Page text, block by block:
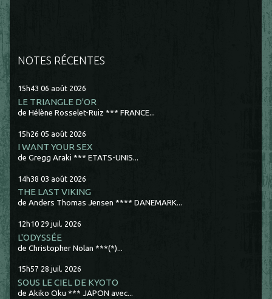
NOTES RÉCENTES
15h43 06 août 2026
LE TRIANGLE D'OR
de Hélène Rosselet-Ruiz *** FRANCE...
15h26 05 août 2026
I WANT YOUR SEX
de Gregg Araki *** ETATS-UNIS...
14h38 03 août 2026
THE LAST VIKING
de Anders Thomas Jensen **** DANEMARK...
12h10 29 juil. 2026
L'ODYSSÉE
de Christopher Nolan ***(*)...
15h57 28 juil. 2026
SOUS LE CIEL DE KYOTO
de Akiko Oku *** JAPON avec...